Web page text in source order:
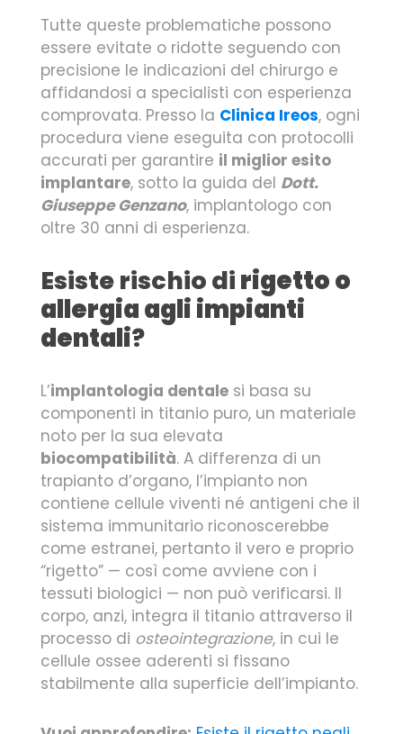
Tutte queste problematiche possono
essere evitate o ridotte seguendo con
precisione le indicazioni del chirurgo e
affidandosi a specialisti con esperienza
comprovata. Presso la Clinica Ireos, ogni
procedura viene eseguita con protocolli
accurati per garantire il miglior esito
implantare, sotto la guida del Dott.
Giuseppe Genzano, implantologo con
oltre 30 anni di esperienza.
Esiste rischio dirigetto o
allergia agli impianti
dentali?
L’implantologia dentale si basa su
componenti in titanio puro, un materiale
noto per la sua elevata
biocompatibilità. A differenza di un
trapianto d’organo, l’impianto non
contiene cellule viventi né antigeni che il
sistema immunitario riconoscerebbe
come estranei, pertanto il vero e proprio
“rigetto” — così come avviene con i
tessuti biologici — non può verificarsi. Il
corpo, anzi, integra il titanio attraverso il
processo di osteointegrazione, in cui le
cellule ossee aderenti si fissano
stabilmente alla superficie dell’impianto.